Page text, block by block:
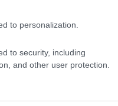
to personalization.
to security, including
and other user protection.